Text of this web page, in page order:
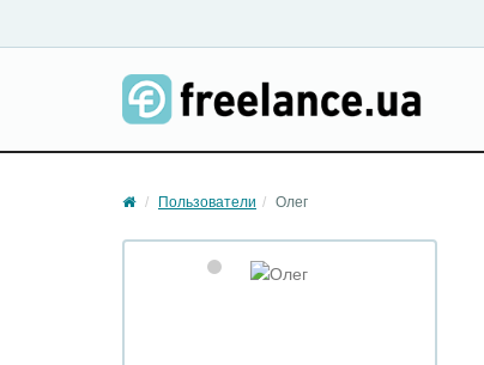
Пользователи Олег